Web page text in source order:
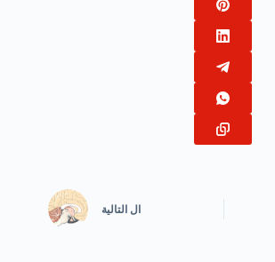
ال التالية